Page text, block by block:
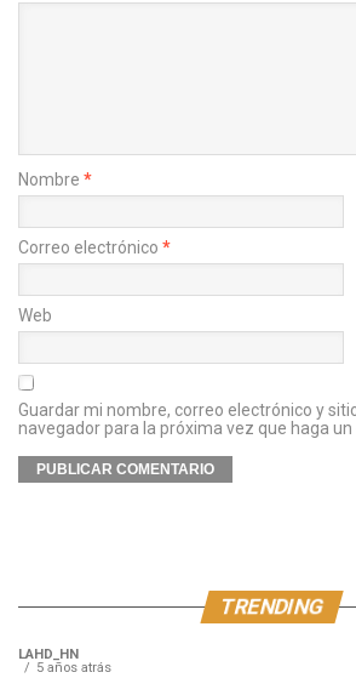
Nombre *
Correo electrónico *
Web
Guardar mi nombre, correo electrónico y
navegador para la próxima vez que haga un
TRENDING
LAHD_HN
5 años atrás